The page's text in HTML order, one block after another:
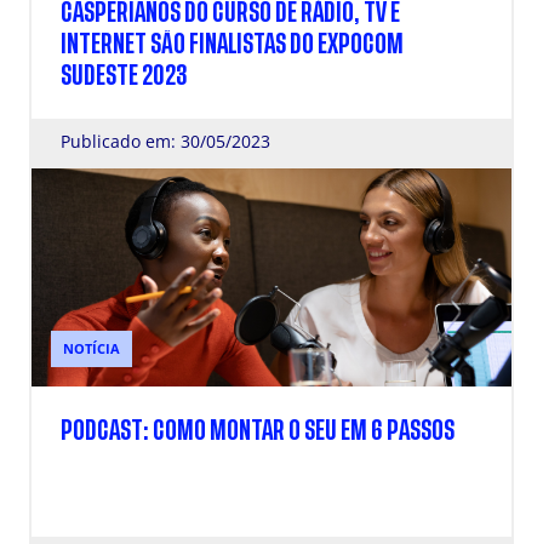
CASPERIANOS DO CURSO DE RÁDIO, TV E
INTERNET SÃO FINALISTAS DO EXPOCOM
SUDESTE 2023
Publicado em: 30/05/2023
NOTÍCIA
PODCAST: COMO MONTAR O SEU EM 6 PASSOS